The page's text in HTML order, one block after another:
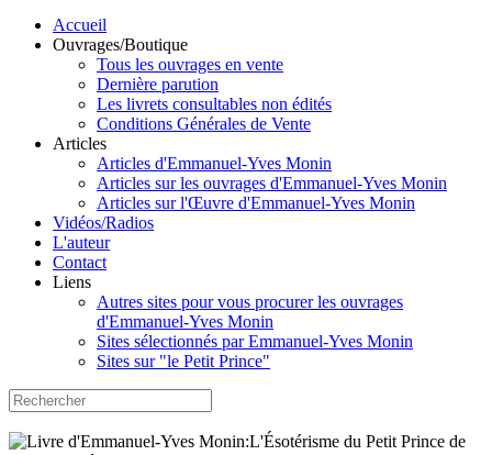
Accueil
Ouvrages/Boutique
Tous les ouvrages en vente
Dernière parution
Les livrets consultables non édités
Conditions Générales de Vente
Articles
Articles d'Emmanuel-Yves Monin
Articles sur les ouvrages d'Emmanuel-Yves Monin
Articles sur l'Œuvre d'Emmanuel-Yves Monin
Vidéos/Radios
L'auteur
Contact
Liens
Autres sites pour vous procurer les ouvrages
d'Emmanuel-Yves Monin
Sites sélectionnés par Emmanuel-Yves Monin
Sites sur "le Petit Prince"